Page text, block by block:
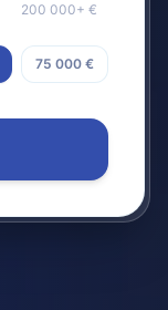
200 000+ €
75 000 €